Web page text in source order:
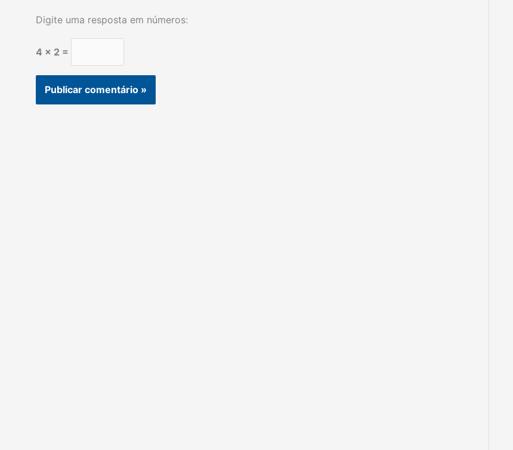
Digite uma resposta em números:
4 × 2 =